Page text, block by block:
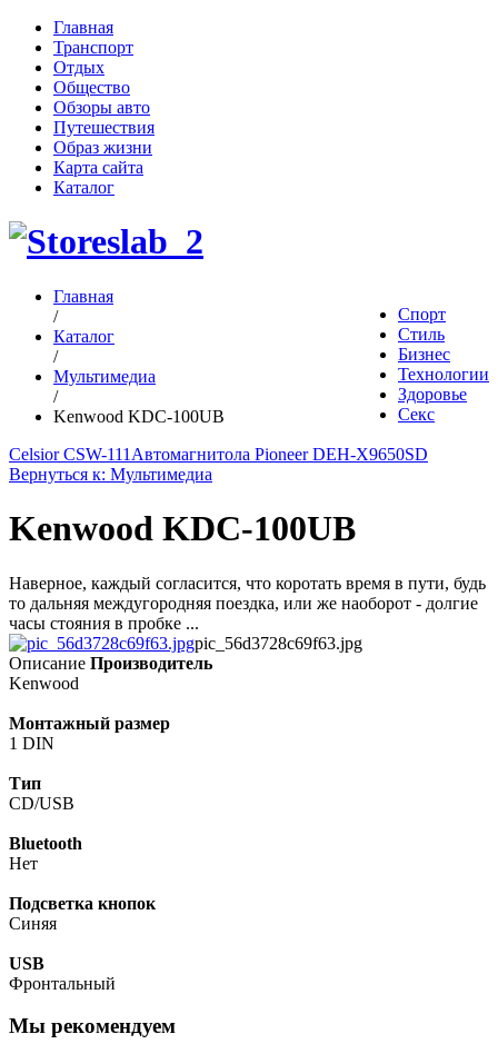
Главная
Транспорт
Отдых
Общество
Обзоры авто
Путешествия
Образ жизни
Карта сайта
Каталог
Спорт
Стиль
Бизнес
Технологии
Здоровье
Секс
Главная
/
Каталог
/
Мультимедиа
/
Kenwood KDC-100UB
Celsior CSW-111 Автомагнитола Pioneer DEH-X9650SD
Вернуться к: Мультимедиа
Kenwood KDC-100UB
Наверное, каждый согласится, что коротать время в пути, будь
то дальняя междугородняя поездка, или же наоборот - долгие
часы стояния в пробке ...
pic_56d3728c69f63.jpg
Описание Производитель
Kenwood
Монтажный размер
1 DIN
Тип
CD/USB
Bluetooth
Нет
Подсветка кнопок
Синяя
USB
Фронтальный
Мы рекомендуем